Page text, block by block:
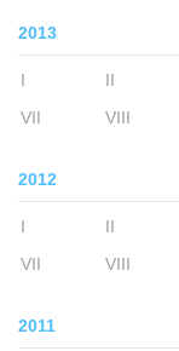
2013
I II
VII
VIII
2012
I II
VII
VIII
2011